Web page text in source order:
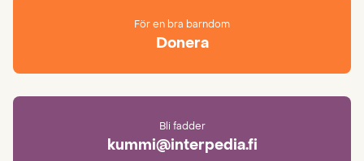
För en bra barndom
Donera
Bli fadder
kummi@interpedia.fi